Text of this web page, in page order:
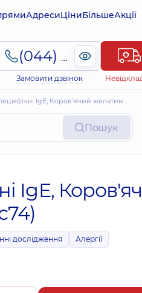
АдресиЦіниБільшеАкції
(044) 495-2-888
Замовити дзвінок
IgE, Коров'ячий желатин (с74)
Пошук
IgE,
дослідження Алергії